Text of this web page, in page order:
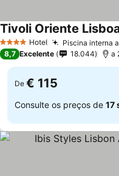
4 EstrelasHotel Piscina interna
Tivoli Oriente
8,7 Excelente 18.044 a
De € 115
Consulte os preços de 17